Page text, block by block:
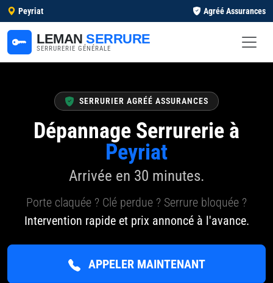
Peyriat Agréé Assurances
LEMAN SERRURE
SERRURERIE GÉNÉRALE
SERRURIER AGRÉÉ ASSURANCES
Dépannage Serrurerie à
Peyriat
Arrivée en 30 minutes.
Porte claquée ? Clé perdue ? Serrure bloquée ?
Intervention rapide et prix annoncé à l'avance.
APPELER MAINTENANT